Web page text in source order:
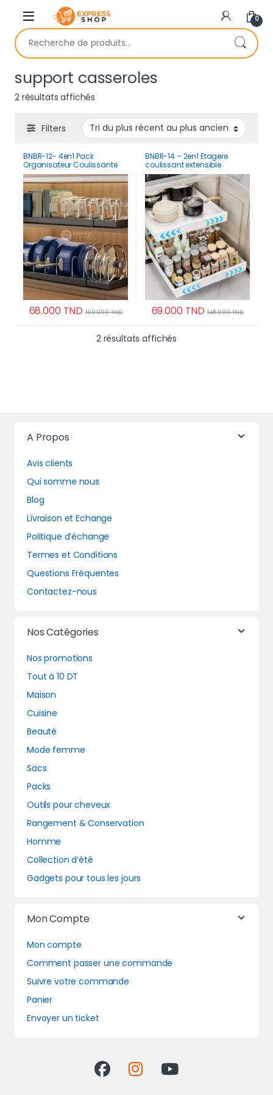
Skip to navigation
Skip to content
0
Recherche pour :
support casseroles
2 résultats affichés
Filters
BNBR-12- 4en1 Pack
Organisateur Coulissante
acier inxoydable
séparateurs réglables
68.000TND 100.000TND
Ce produit a plusieurs variations. Les options
BNBR-14 – 2en1 Etagere
coulissant extensible
ajustable acier inoxydable
rangement cuisine
69.000TND 145.000TND
Ce produit a
2 résultats affichés
A Propos
Avis clients
Qui somme nous
Blog
Livraison et Echange
Politique d’échange
Termes et Conditions
Questions Fréquentes
Contactez-nous
Nos Catégories
Nos promotions
Tout à 10 DT
Maison
Cuisine
Beauté
Mode femme
Sacs
Packs
Outils pour cheveux
Rangement & Conservation
Homme
Collection d’été
Gadgets pour tous les jours
Mon Compte
Mon compte
Comment passer une commande
Suivre votre commande
Panier
Envoyer un ticket